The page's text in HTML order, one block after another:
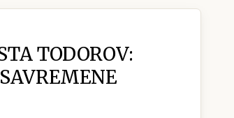
TODOROV: